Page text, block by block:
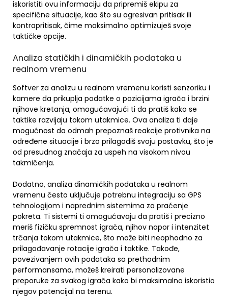
iskoristiti ovu informaciju da pripremiš ekipu za
specifične situacije, kao što su agresivan pritisak ili
kontrapritisak, čime maksimalno optimizuješ svoje
taktičke opcije.
Analiza statičkih i dinamičkih podataka u
realnom vremenu
Softver za analizu u realnom vremenu koristi senzoriku i
kamere da prikuplja podatke o pozicijama igrača i brzini
njihove kretanja, omogućavajući ti da pratiš kako se
taktike razvijaju tokom utakmice. Ova analiza ti daje
mogućnost da odmah prepoznaš reakcije protivnika na
određene situacije i brzo prilagodiš svoju postavku, što je
od presudnog značaja za uspeh na visokom nivou
takmičenja.
Dodatno, analiza dinamičkih podataka u realnom
vremenu često uključuje potrebnu integraciju sa GPS
tehnologijom i naprednim sistemima za praćenje
pokreta. Ti sistemi ti omogućavaju da pratiš i precizno
meriš fizičku spremnost igrača, njihov napor i intenzitet
trčanja tokom utakmice, što može biti neophodno za
prilagođavanje rotacije igrača i taktike. Takođe,
povezivanjem ovih podataka sa prethodnim
performansama, možeš kreirati personalizovane
preporuke za svakog igrača kako bi maksimalno iskoristio
njegov potencijal na terenu.